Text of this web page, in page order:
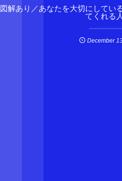
図解あり／あなたを大切にしてい
てくれる人
December